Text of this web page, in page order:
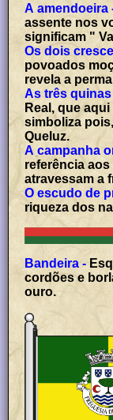
A amendoeira
assente nos
significam "
Os dois
povoados
revela a
As três quinas
Real, que
simboliza
Queluz.
A campanha
referência
atravessam a
O escudo de
riqueza dos
Bandeira -
cordões e
ouro.